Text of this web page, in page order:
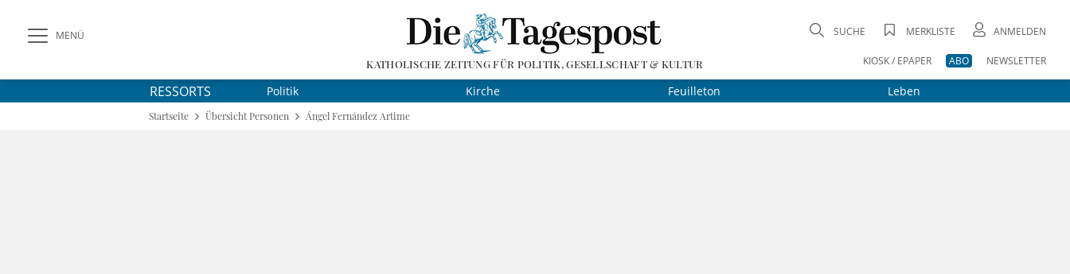
MENÜ
KATHOLISCHE ZEITUNG FÜR POLITIK, GESELLSCHAFT & KULTUR
SUCHE MERKLISTE ANMELDEN
KIOSK / EPAPER ABO NEWSLETTER
RESSORTS Politik Kirche Feuilleton Leben
Startseite Übersicht Personen Ángel Fernández Artime